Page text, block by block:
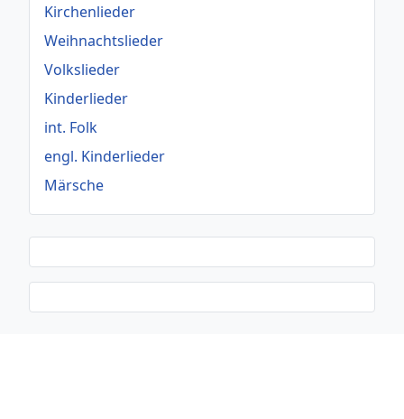
Kirchenlieder
Weihnachtslieder
Volkslieder
Kinderlieder
int. Folk
engl. Kinderlieder
Märsche